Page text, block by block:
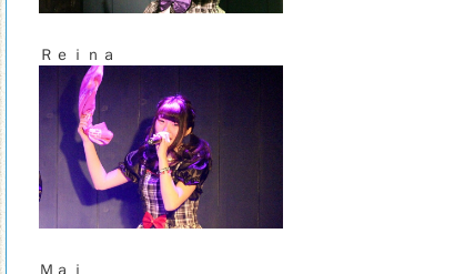
Ｒｅｉｎａ
Ｍａｉ